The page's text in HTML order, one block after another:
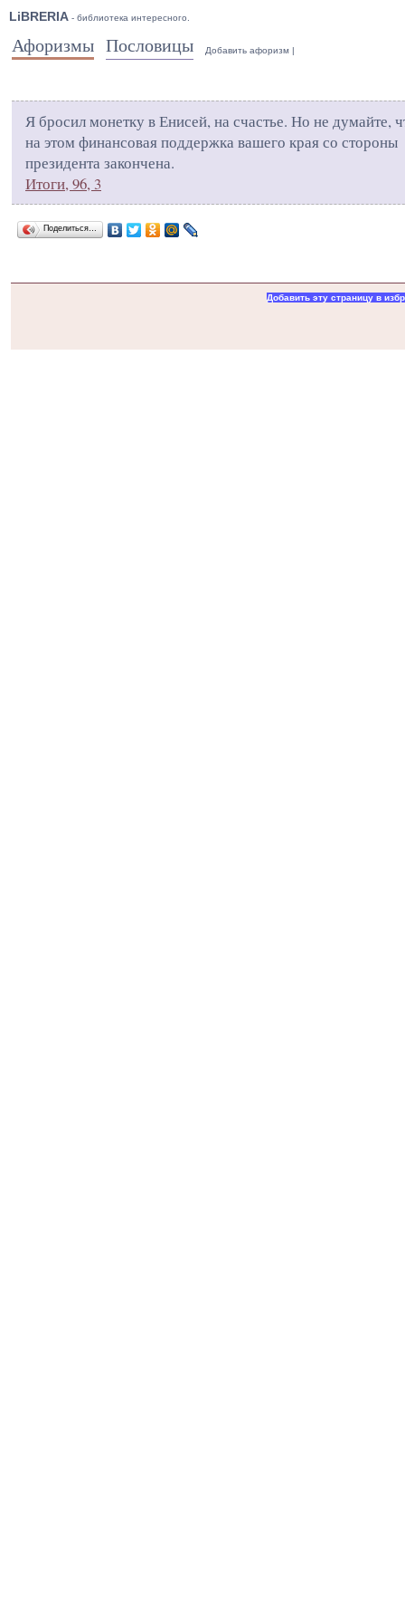
LiBRERIA - библиотека интересного.
Афоризмы Пословицы Добавить афоризм |
Я бросил монетку в Енисей, на счастье. Но не думайте,
на этом финансовая поддержка вашего края со стороны
президента закончена.
Итоги, 96, 3
Поделиться…
Добавить эту страницу в